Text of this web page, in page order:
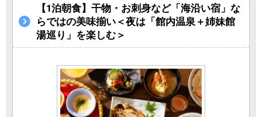
【1泊朝食】干物・お刺身など「海沿い宿」な
らではの美味揃い＜夜は「館内温泉＋姉妹館
湯巡り」を楽しむ＞